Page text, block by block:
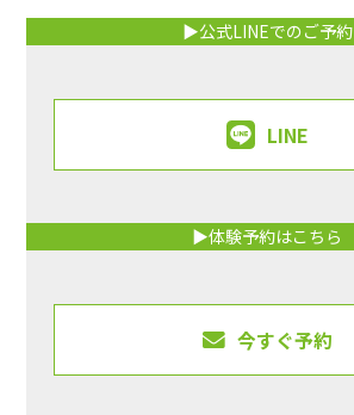
▶公式LINEでのご予約
LINE
▶体験予約はこちら
今すぐ予約